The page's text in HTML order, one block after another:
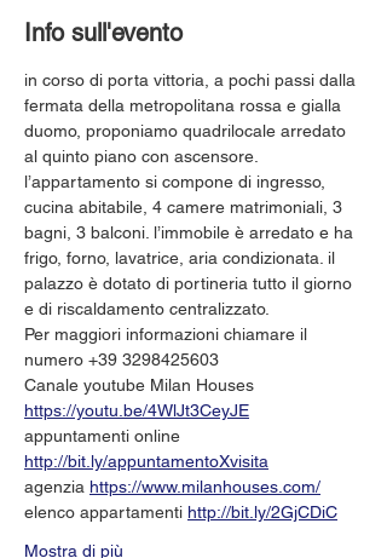
Info sull'evento
in corso di porta vittoria, a pochi passi dalla
fermata della metropolitana rossa e gialla
duomo, proponiamo quadrilocale arredato
al quinto piano con ascensore.
l’appartamento si compone di ingresso,
cucina abitabile, 4 camere matrimoniali, 3
bagni, 3 balconi. l’immobile è arredato e ha
frigo, forno, lavatrice, aria condizionata. il
palazzo è dotato di portineria tutto il giorno
e di riscaldamento centralizzato.
Per maggiori informazioni chiamare il
numero +39 3298425603
Canale youtube Milan Houses
https://youtu.be/4WlJt3CeyJE
appuntamenti online
http://bit.ly/appuntamentoXvisita
agenzia https://www.milanhouses.com/
elenco appartamenti http://bit.ly/2GjCDiC
Mostra di più